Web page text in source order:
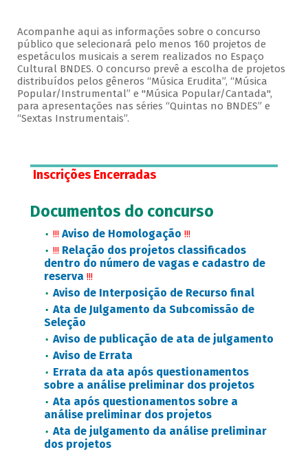
Acompanhe aqui as informações sobre o concurso
público que selecionará pelo menos 160 projetos de
espetáculos musicais a serem realizados no Espaço
Cultural BNDES. O concurso prevê a escolha de projetos
distribuídos pelos gêneros “Música Erudita”, “Música
Popular/Instrumental” e "Música Popular/Cantada",
para apresentações nas séries “Quintas no BNDES” e
“Sextas Instrumentais”.
Inscrições Encerradas
Documentos do concurso
!!!Aviso de Homologação !!!
!!! Relação dos projetos classificados
dentro do número de vagas e cadastro de
reserva !!!
Aviso de Interposição de Recurso final
Ata de Julgamento da Subcomissão de
Seleção
Aviso de publicação de ata de julgamento
Aviso de Errata
Errata da ata após questionamentos
sobre a análise preliminar dos projetos
Ata após questionamentos sobre a
análise preliminar dos projetos
Ata de julgamento da análise preliminar
dos projetos